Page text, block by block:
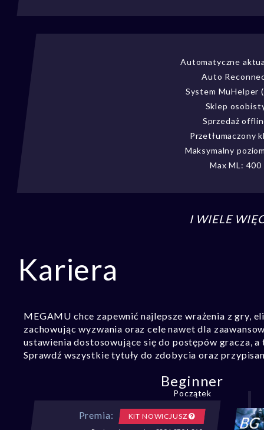
Automatyczne
Auto
System MuHelper
Sklep
Sprzedaż
Przetłumaczony
Maksymalny
Max ML: 400
I WIELE
Kariera
MEGAMU chce zapewnić najlepsze wrażenia z gry,
zachowując wyzwania oraz cele nawet dla
ustawienia dostosowujące się do postępów gracza,
Sprawdź wszystkie tytuły do zdobycia oraz
Beginner
Początek
Premia: KIT NOWICJUSZ